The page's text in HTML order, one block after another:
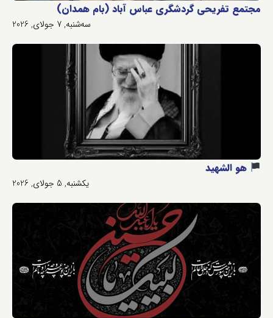
مجتمع تفریحی گردشگری عباس آباد (بام همدان)
سه‌شنبه, 7 جولای, 2026
هو الشهید
یکشنبه, 5 جولای, 2026